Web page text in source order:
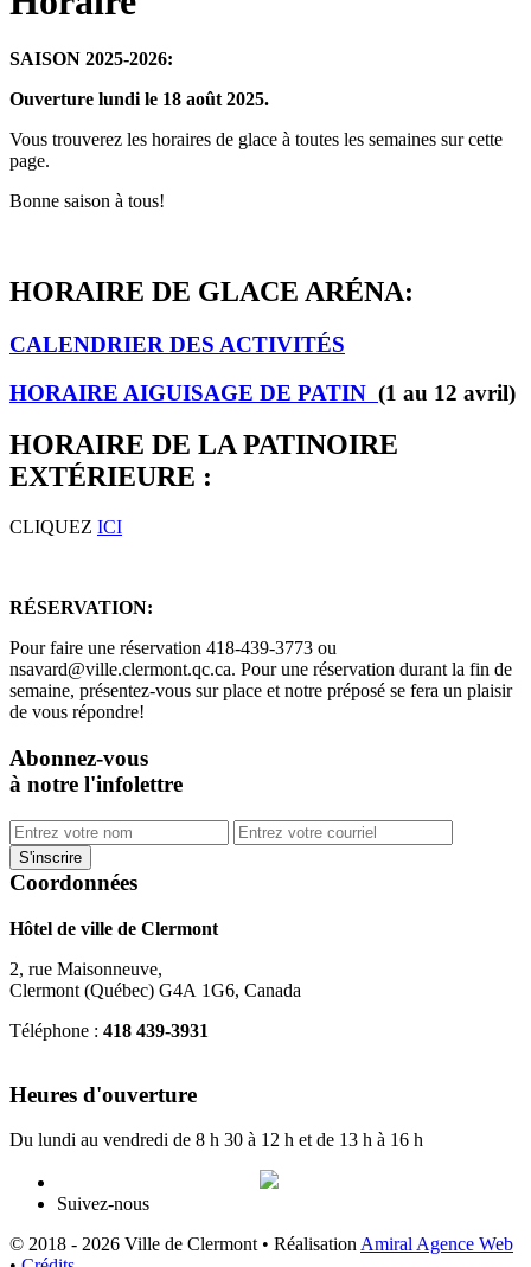
SAISON 2025-2026:
Ouverture lundi le 18 août 2025.
Vous trouverez les horaires de glace à toutes les semaines sur cette
page.
Bonne saison à tous!
HORAIRE DE GLACE ARÉNA:
CALENDRIER DES ACTIVITÉS
HORAIRE AIGUISAGE DE PATIN (1 au 12 avril)
HORAIRE DE LA PATINOIRE
EXTÉRIEURE :
CLIQUEZ ICI
RÉSERVATION:
Pour faire une réservation 418-439-3773 ou
nsavard@ville.clermont.qc.ca. Pour une réservation durant la fin de
semaine, présentez-vous sur place et notre préposé se fera un plaisir
de vous répondre!
Abonnez-vous
à notre l'infolettre
Coordonnées
Hôtel de ville de Clermont
2, rue Maisonneuve,
Clermont (Québec) G4A 1G6, Canada
Téléphone : 418 439-3931
Heures d'ouverture
Du lundi au vendredi de 8 h 30 à 12 h et de 13 h à 16 h
Suivez-nous
© 2018 - 2026 Ville de Clermont • Réalisation Amiral Agence Web